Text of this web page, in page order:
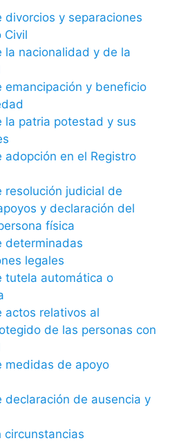
divorcios y separaciones
Civil
la nacionalidad y de la
emancipación y beneficio
la patria potestad y sus
adopción en el Registro
resolución judicial de
y declaración del
física
determinadas
legales
tutela automática o
actos relativos al
de las personas con
medidas de apoyo
declaración de ausencia y
circunstancias